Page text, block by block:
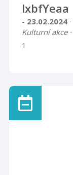
lxbfYeaa
- 23.02.2024
Kulturní akce
1